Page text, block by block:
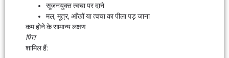
सूजनयुक्त त्वचा पर दाने
मल, मूत्र, आँखों या त्वचा का पीला पड़ जाना
कम होने के सामान्य लक्षण
पित्त
शामिल हैं: